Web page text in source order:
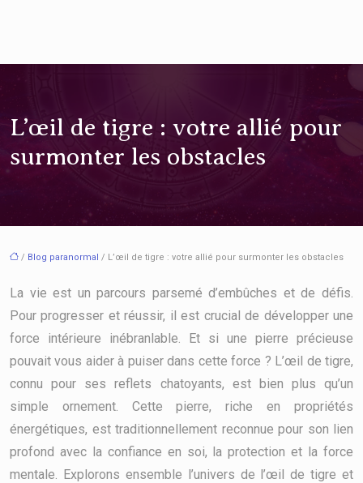
L’œil de tigre : votre allié pour
surmonter les obstacles
/ Blog paranormal / L’œil de tigre : votre allié pour surmonter les obstacles
La vie est un parcours parsemé d’embûches et de défis.
Pour progresser et réussir, il est crucial de développer une
force intérieure inébranlable. Et si une pierre précieuse
pouvait vous aider à puiser dans cette force ? L’œil de tigre,
connu pour ses reflets chatoyants, est bien plus qu’un
simple ornement. Cette pierre, riche en propriétés
énergétiques, est traditionnellement reconnue pour son lien
profond avec la confiance en soi, la protection et la force
mentale. Explorons ensemble l’univers de l’œil de tigre et